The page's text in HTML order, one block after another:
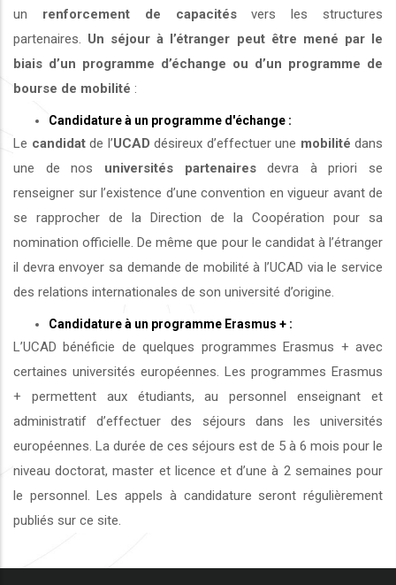
un renforcement de capacitésvers les structures
partenaires. Un séjour à l’étranger peut être mené par le
biais d’un programme d’échange ou d’un programme de
bourse de mobilité :
Candidature à un programme d'échange :
Le candidatde l’UCAD désireux d’effectuer une mobilité dans
une de nos universités partenairesdevra à priori se
renseigner sur l’existence d’une convention en vigueur avant de
se rapprocher de la Direction de la Coopération pour sa
nomination officielle. De même que pour le candidat à l’étranger
il devra envoyer sa demande de mobilité à l’UCAD via le service
des relations internationales de son université d’origine.
Candidature à un programme Erasmus + :
L’UCAD bénéficie de quelques programmes Erasmus + avec
certaines universités européennes. Les programmes Erasmus
+ permettent aux étudiants, au personnel enseignant et
administratif d’effectuer des séjours dans les universités
européennes. La durée de ces séjours est de 5 à 6 mois pour le
niveau doctorat, master et licence et d’une à 2 semaines pour
le personnel. Les appels à candidature seront régulièrement
publiés sur ce site.